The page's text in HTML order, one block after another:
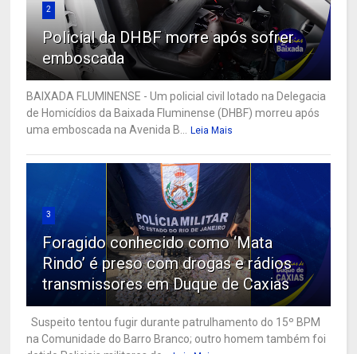
2
Policial da DHBF morre após sofrer
emboscada
BAIXADA FLUMINENSE - Um policial civil lotado na Delegacia
de Homicídios da Baixada Fluminense (DHBF) morreu após
uma emboscada na Avenida B... Leia Mais
3
Foragido conhecido como ‘Mata
Rindo’ é preso com drogas e rádios
transmissores em Duque de Caxias
Suspeito tentou fugir durante patrulhamento do 15º BPM
na Comunidade do Barro Branco; outro homem também foi